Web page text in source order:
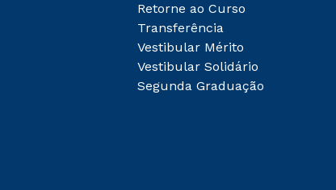
Retorne ao Curso
Transferência
Vestibular Mérito
Vestibular Solidário
Segunda Graduação